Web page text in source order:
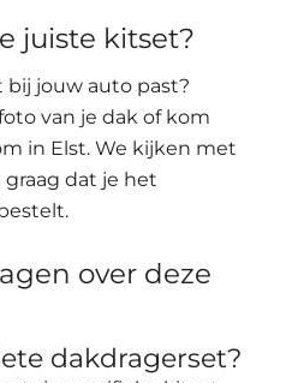
juiste kitset?
bij jouw auto past?
van je dak of kom
in Elst. We kijken met
dat je het
over deze
dakdragerset?